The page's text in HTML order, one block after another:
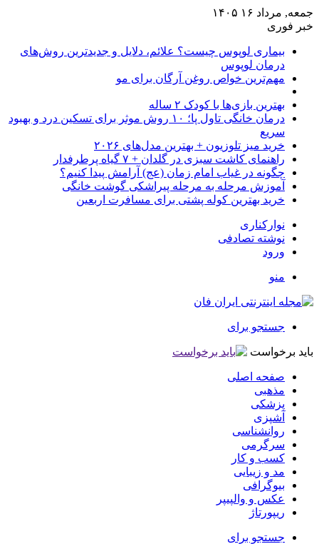
جمعه, مرداد ۱۶ ۱۴۰۵
خبر فوری
بیماری لوپوس چیست؟ علائم، دلایل و جدیدترین روش‌های
درمان لوپوس
مهم‌ترین خواص روغن آرگان برای مو
بهترین بازی‌ها با کودک ۲ ساله
درمان خانگی تاول پا؛ ۱۰ روش موثر برای تسکین درد و بهبود
سریع
خرید میز تلوزیون + بهترین مدل‌های ۲۰۲۶
راهنمای کاشت سبزی در گلدان + ۷ گیاه پرطرفدار
چگونه در غیاب امام زمان (عج) آرامش پیدا کنیم؟
آموزش مرحله به مرحله پیراشکی گوشت خانگی
خرید بهترین کوله پشتی برای مسافرت اربعین
نوارکناری
نوشته تصادفی
ورود
منو
جستجو برای
باید برخواست
صفحه اصلی
مذهبی
پزشکی
آشپزی
روانشناسی
سرگرمی
کسب و کار
مد و زیبایی
بیوگرافی
عکس و والپیپر
ریپورتاژ
جستجو برای